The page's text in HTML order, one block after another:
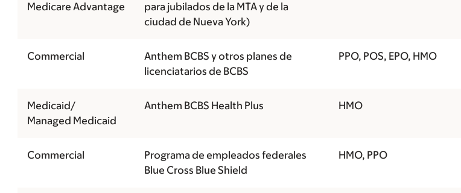
Medicare Advantage
para jubilados de la MTA y de la
ciudad de Nueva York)
Commercial
Anthem BCBS y otros planes de
licenciatarios de BCBS
PPO, POS, EPO, HMO
Medicaid/
Managed Medicaid
Anthem BCBS Health Plus HMO
Commercial
Programa de empleados federales
Blue Cross Blue Shield
HMO, PPO